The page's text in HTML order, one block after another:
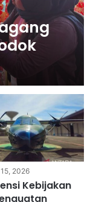
2026
Kebijakan